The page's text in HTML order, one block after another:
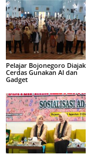
Pelajar Bojonegoro Diajak
Cerdas Gunakan AI dan
Gadget